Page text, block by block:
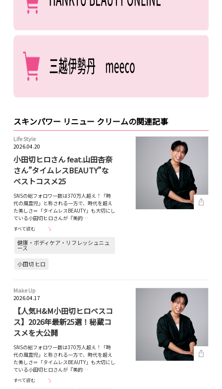
スキンパワー リニュー クリームの関連記事
Life Style
2026.04.20
小田切ヒロさん feat.山田杏奈
さん”タイムレスBEAUTY”な
ベストコスメ25
SNSの総フォロワー数は370万人超え！「時
代の風雲児」と称される一方で、時代を超え
た美しさ＝「タイムレスBEAUTY」も大切にし
ている小田切ヒロさんが『美的…
すべて読む
健康・ボディケア・リフレッシュニュ
ース
小田切 ヒロ
Make Up
2026.04.17
【人気H&M小田切ヒロベスコ
ス】2026年最新25選！秘蔵コ
スメを大公開
SNSの総フォロワー数は370万人超え！「時
代の風雲児」と称される一方で、時代を超え
た美しさ＝「タイムレスBEAUTY」も大切にし
ている小田切ヒロさんが『美的…
すべて読む